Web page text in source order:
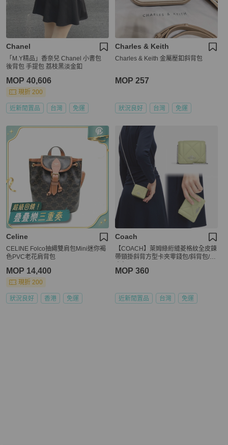
Chanel
「M.Y精品」香奈兒 Chanel 小書包
後背包 手提包 荔枝黑淡金釦
MOP 40,606
現折 200
近新閒置品 台灣 免運
Charles & Keith
Charles & Keith 金屬壓釦斜背包
MOP 257
狀況良好 台灣 免運
Celine
CELINE Folco抽繩雙肩包Mini迷你褐
色PVC老花肩背包
MOP 14,400
現折 200
狀況良好 香港 免運
Coach
【COACH】萊姆綠絎縫菱格紋全皮鍊
帶頸掛斜背方型卡夾零錢包/斜背包/小
MOP 360
近新閒置品 台灣 免運